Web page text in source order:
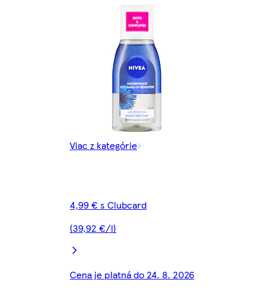
Viac z kategórie
4,99 € s Clubcard
(39,92 €/l)
Cena je platná do 24. 8. 2026